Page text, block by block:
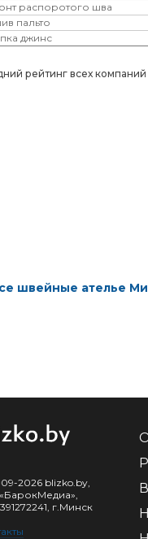
распоротого шва
пальто
джинс
рейтинг всех компаний
швейные ателье
2026 blizko.by,
г.Минск